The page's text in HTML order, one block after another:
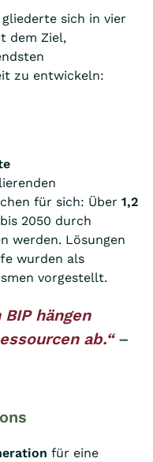
gliederte sich in vier
dem Ziel,
zu entwickeln:
für sich: Über 1,2
2050 durch
werden. Lösungen
wurden als
vorgestellt.
hängen
ab.“–
für eine